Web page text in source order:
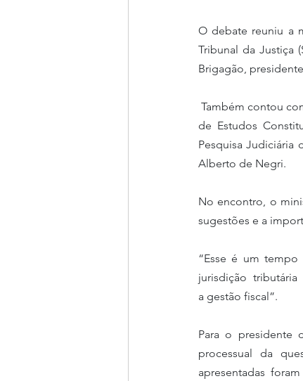
O debate reuniu a
Tribunal da Justiça
Brigagão,
Também contou com a participação do professor Fernando Facury Scaff, coordenador-geral do Centro
de Estudos
Pesquisa Judiciária
Alberto de Negri.
No encontro, o
sugestões e a
“Esse é um
jurisdição
a gestão fiscal”.
Para o presidente
processual da
apresentadas